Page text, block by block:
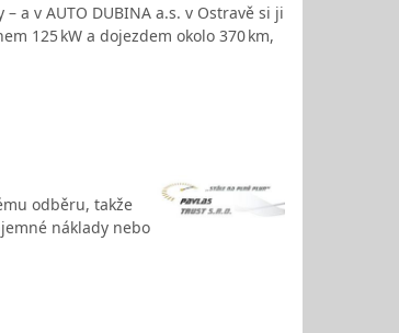
a v AUTO DUBINA a.s. v Ostravě si ji
125 kW a dojezdem okolo 370 km,
odběru, takže
náklady nebo